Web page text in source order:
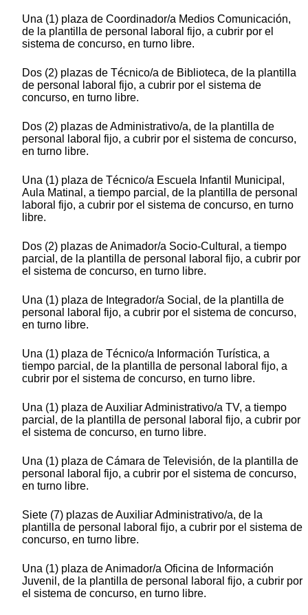
Una (1) plaza de Coordinador/a Medios Comunicación,
de la plantilla de personal laboral fijo, a cubrir por el
sistema de concurso, en turno libre.
Dos (2) plazas de Técnico/a de Biblioteca, de la plantilla
de personal laboral fijo, a cubrir por el sistema de
concurso, en turno libre.
Dos (2) plazas de Administrativo/a, de la plantilla de
personal laboral fijo, a cubrir por el sistema de concurso,
en turno libre.
Una (1) plaza de Técnico/a Escuela Infantil Municipal,
Aula Matinal, a tiempo parcial, de la plantilla de personal
laboral fijo, a cubrir por el sistema de concurso, en turno
libre.
Dos (2) plazas de Animador/a Socio-Cultural, a tiempo
parcial, de la plantilla de personal laboral fijo, a cubrir por
el sistema de concurso, en turno libre.
Una (1) plaza de Integrador/a Social, de la plantilla de
personal laboral fijo, a cubrir por el sistema de concurso,
en turno libre.
Una (1) plaza de Técnico/a Información Turística, a
tiempo parcial, de la plantilla de personal laboral fijo, a
cubrir por el sistema de concurso, en turno libre.
Una (1) plaza de Auxiliar Administrativo/a TV, a tiempo
parcial, de la plantilla de personal laboral fijo, a cubrir por
el sistema de concurso, en turno libre.
Una (1) plaza de Cámara de Televisión, de la plantilla de
personal laboral fijo, a cubrir por el sistema de concurso,
en turno libre.
Siete (7) plazas de Auxiliar Administrativo/a, de la
plantilla de personal laboral fijo, a cubrir por el sistema de
concurso, en turno libre.
Una (1) plaza de Animador/a Oficina de Información
Juvenil, de la plantilla de personal laboral fijo, a cubrir por
el sistema de concurso, en turno libre.